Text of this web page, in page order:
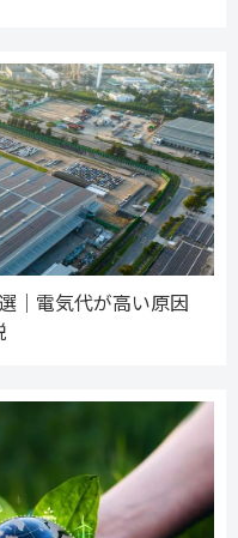
｜電気代が高い原因